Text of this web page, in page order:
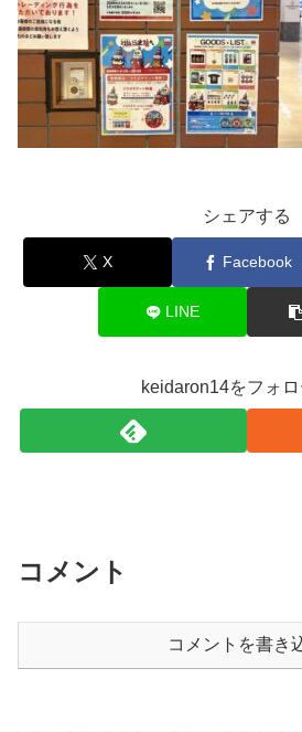
シェアする
X Facebook
LINE
keidaron14をフォ
コメント
コメントを書き